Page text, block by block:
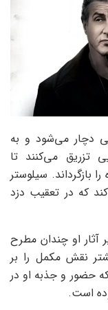
دچار می‌شود و به
دارویی تزریق می‌کنند تا
بازگرداند. سیلوستر
که در تعقیب دزد
آثار او چندان مطرح
نقش مکمل را بر
حضور و جذبه او در
است.